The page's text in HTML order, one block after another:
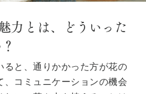
力とは、どういった
ると、通りかかった方が花の
、コミュニケーションの機会